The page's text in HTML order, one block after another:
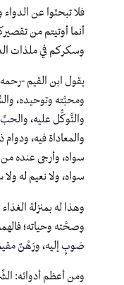
فلا تبحثوا عن
أنما أوتيتم من
وسكركم في ملذات
يقول ابن القيم -
ومحبَّته وتوحيده،
والتَّوكُّل عليه، والحبِّ
والمعاداة فيه،
سواه، وأرجى عنده
سواه، ولا نعيم له
وهذا له بمنزلة
وصحَّته وحياته؛
صَوبٍ إليه، ورَهْنٌ
ومن أعظم أدوائه: